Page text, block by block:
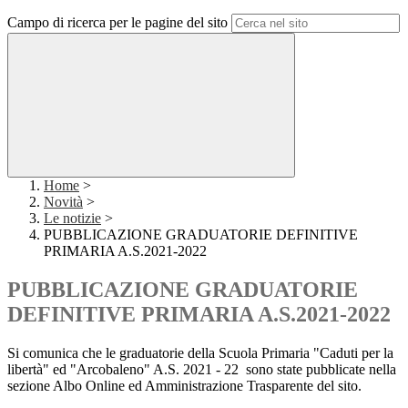
Campo di ricerca per le pagine del sito
Home >
Novità >
Le notizie >
PUBBLICAZIONE GRADUATORIE DEFINITIVE
PRIMARIA A.S.2021-2022
PUBBLICAZIONE GRADUATORIE
DEFINITIVE PRIMARIA A.S.2021-2022
Si comunica che le graduatorie della Scuola Primaria "Caduti per la
libertà" ed "Arcobaleno" A.S. 2021 - 22 sono state pubblicate nella
sezione Albo Online ed Amministrazione Trasparente del sito.